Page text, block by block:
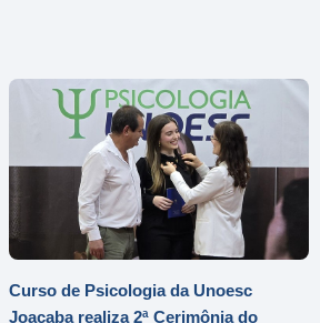
Curso de Psicologia da Unoesc
Joaçaba realiza 2ª Cerimônia do